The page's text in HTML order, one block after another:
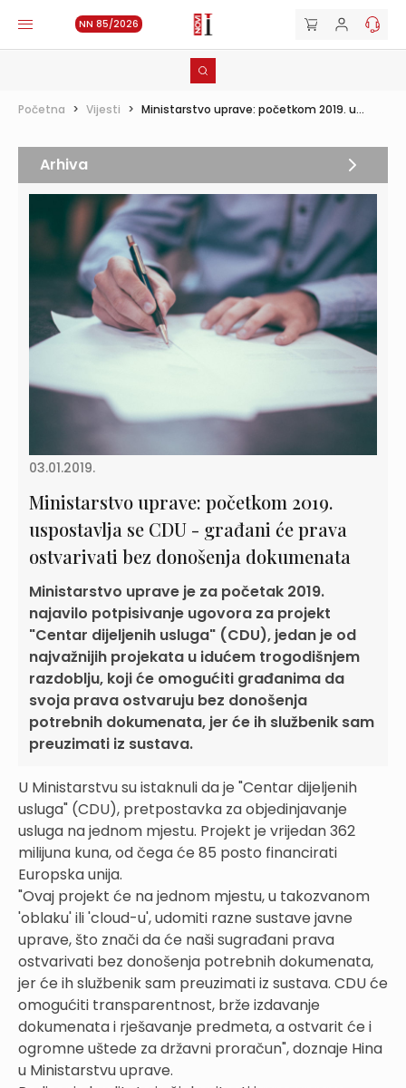
NN 85/2026
Početna > Vijesti > Ministarstvo uprave: početkom 2019. u...
03.01.2019.
Ministarstvo uprave: početkom 2019.
uspostavlja se CDU - građani će prava
ostvarivati bez donošenja dokumenata
Ministarstvo uprave je za početak 2019.
najavilo potpisivanje ugovora za projekt
"Centar dijeljenih usluga" (CDU), jedan je od
najvažnijih projekata u idućem trogodišnjem
razdoblju, koji će omogućiti građanima da
svoja prava ostvaruju bez donošenja
potrebnih dokumenata, jer će ih službenik sam
preuzimati iz sustava.
U Ministarstvu su istaknuli da je "Centar dijeljenih
usluga" (CDU), pretpostavka za objedinjavanje
usluga na jednom mjestu. Projekt je vrijedan 362
milijuna kuna, od čega će 85 posto financirati
Europska unija.
"Ovaj projekt će na jednom mjestu, u takozvanom
'oblaku' ili 'cloud-u', udomiti razne sustave javne
uprave, što znači da će naši sugrađani prava
ostvarivati bez donošenja potrebnih dokumenata,
jer će ih službenik sam preuzimati iz sustava. CDU će
omogućiti transparentnost, brže izdavanje
dokumenata i rješavanje predmeta, a ostvarit će i
ogromne uštede za državni proračun", doznaje Hina
u Ministarstvu uprave.
Arhiva